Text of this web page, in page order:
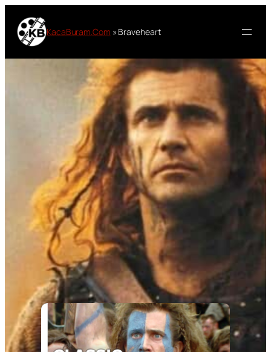
konten
KacaBuram.Com » Braveheart
Sinopsis Film
Braveheart 1995
Oleh
Masbo
25 Oktober 2023